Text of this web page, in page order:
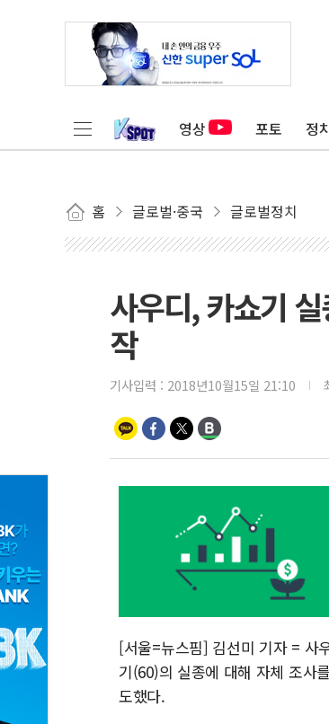
영상 포토 정
홈 글로벌·중국 글로벌정치
사우디, 카쇼기
작
기사입력 : 2018년10월15일 21:10
[서울=뉴스핌] 김선미 기자 = 사
기(60)의 실종에 대해 자체 조사
도했다.